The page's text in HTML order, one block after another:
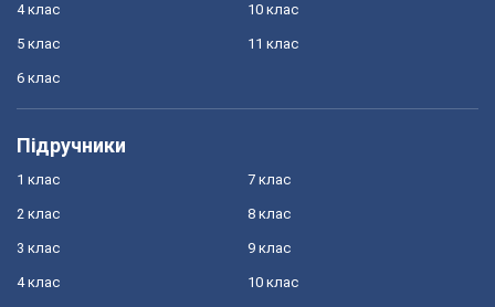
4 клас
5 клас
6 клас
10 клас
11 клас
Підручники
1 клас
2 клас
3 клас
4 клас
7 клас
8 клас
9 клас
10 клас